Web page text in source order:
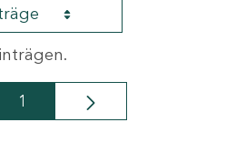
Seite
1